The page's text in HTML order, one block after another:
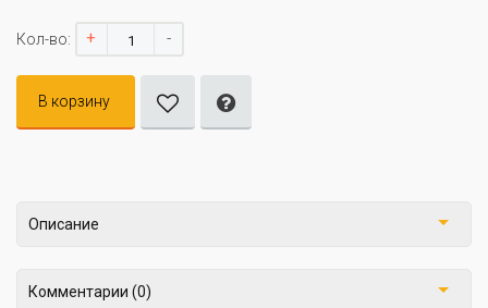
Кол-во: + -
В корзину
Описание
Комментарии (0)